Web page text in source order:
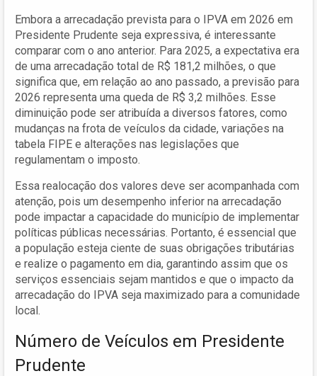
Embora a arrecadação prevista para o IPVA em 2026 em
Presidente Prudente seja expressiva, é interessante
comparar com o ano anterior. Para 2025, a expectativa era
de uma arrecadação total de R$ 181,2 milhões, o que
significa que, em relação ao ano passado, a previsão para
2026 representa uma queda de R$ 3,2 milhões. Esse
diminuição pode ser atribuída a diversos fatores, como
mudanças na frota de veículos da cidade, variações na
tabela FIPE e alterações nas legislações que
regulamentam o imposto.
Essa realocação dos valores deve ser acompanhada com
atenção, pois um desempenho inferior na arrecadação
pode impactar a capacidade do município de implementar
políticas públicas necessárias. Portanto, é essencial que
a população esteja ciente de suas obrigações tributárias
e realize o pagamento em dia, garantindo assim que os
serviços essenciais sejam mantidos e que o impacto da
arrecadação do IPVA seja maximizado para a comunidade
local.
Número de Veículos em Presidente
Prudente